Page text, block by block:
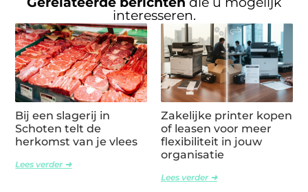
interesseren.
Bij een slagerij in
Schoten telt de
herkomst van je vlees
Lees verder ➜
Zakelijke printer kopen
of leasen voor meer
flexibiliteit in jouw
organisatie
Lees verder ➜